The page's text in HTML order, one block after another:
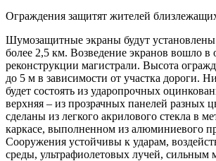
Ограждения защитят жителей
Шумозащитные экраны будут
более 2,5 км. Возведение экранов вошло
реконструкции магистрали. Высота
до 5 м в зависимости от участка дороги.
будет состоять из ударопрочных
верхняя – из прозрачных панелей разных
сделаны из легкого акрилового стекла в
каркасе, выполненном из алюминиевого
Сооружения устойчивы к ударам,
среды, ультрафиолетовых лучей, сильным